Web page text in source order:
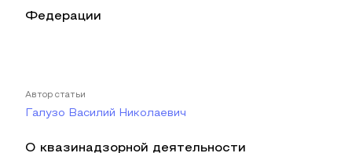
Федерации
Автор статьи
Галузо Василий Николаевич
О квазинадзорной деятельности